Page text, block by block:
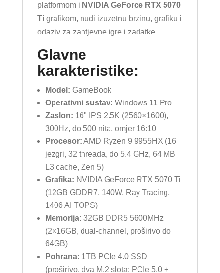
platformom i NVIDIA GeForce RTX 5070
Tigrafikom, nudi izuzetnu brzinu, grafiku i
odaziv za zahtjevne igre i zadatke.
Glavne
karakteristike:
Model: GameBook
Operativni sustav: Windows 11 Pro
Zaslon: 16" IPS 2.5K (2560×1600),
300Hz, do 500 nita, omjer 16:10
Procesor: AMD Ryzen 9 9955HX (16
jezgri, 32 threada, do 5.4 GHz, 64 MB
L3 cache, Zen 5)
Grafika: NVIDIA GeForce RTX 5070 Ti
(12GB GDDR7, 140W, Ray Tracing,
1406 AI TOPS)
Memorija: 32GB DDR5 5600MHz
(2×16GB, dual-channel, proširivo do
64GB)
Pohrana: 1TB PCIe 4.0 SSD
(proširivo, dva M.2 slota: PCIe 5.0 +